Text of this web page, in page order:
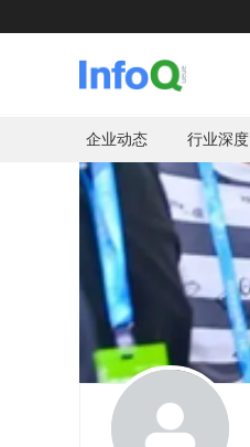
企业动态 行业深度